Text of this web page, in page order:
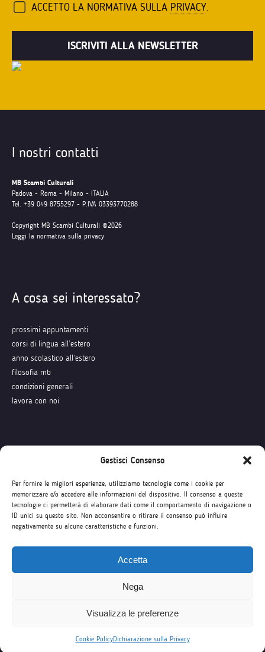
Gestisci Consenso
Per fornire le migliori esperienze, utilizziamo tecnologie come i cookie per
memorizzare e/o accedere alle informazioni del dispositivo. Il consenso a queste
tecnologie ci permetterà di elaborare dati come il comportamento di navigazione o
ID unici su questo sito. Non acconsentire o ritirare il consenso può influire
negativamente su alcune caratteristiche e funzioni.
Accetta
Nega
Visualizza le preferenze
Cookie PolicyDichiarazione sulla Privacy
ACCETTO LA NORMATIVA SULLA PRIVACY.
I nostri contatti
MB Scambi Culturali
Padova - Roma - Milano - ITALIA
Tel. +39 049 8755297 - P.IVA 03393770288
Copyright MB Scambi Culturali ©2026
Leggi la normativa sulla privacy
A cosa sei interessato?
prossimi appuntamenti
corsi di lingua all’estero
anno scolastico all’estero
filosofia mb
condizioni generali
lavora con noi